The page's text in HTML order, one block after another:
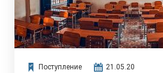
Поступление 21.05.20